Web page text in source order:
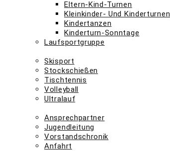
Eltern-Kind-Turnen
Kleinkinder- Und Kinderturnen
Kindertanzen
Kinderturn-Sonntage
Laufsportgruppe
Skisport
Stockschießen
Tischtennis
Volleyball
Ultralauf
Ansprechpartner
Jugendleitung
Vorstandschronik
Anfahrt